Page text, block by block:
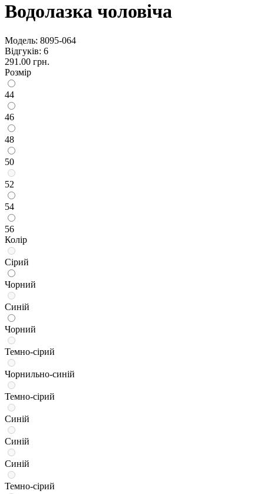
Водолазка чоловіча
Модель: 8095-064
Відгуків: 6
291.00 грн.
Розмір
44
46
48
50
52
54
56
Колір
Сірий
Чорний
Синій
Чорний
Темно-сірий
Чорнильно-синій
Темно-сірий
Синій
Синій
Синій
Темно-сірий